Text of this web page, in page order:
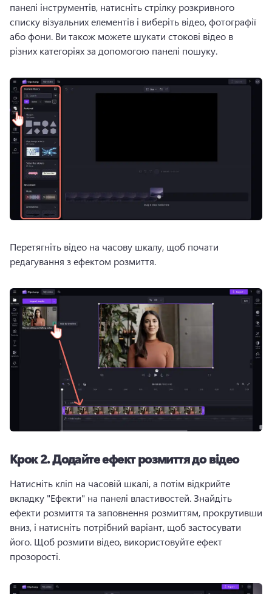
панелі інструментів, натисніть стрілку розкривного
списку візуальних елементів і виберіть відео, фотографії
або фони. Ви також можете шукати стокові відео в
різних категоріях за допомогою панелі пошуку.
Перетягніть відео на часову шкалу, щоб почати
редагування з ефектом розмиття.
Крок 2.Додайте ефект розмиття до відео
Натисніть кліп на часовій шкалі, а потім відкрийте
вкладку "Ефекти" на панелі властивостей. Знайдіть
ефекти розмиття та заповнення розмиттям, прокрутивши
вниз, і натисніть потрібний варіант, щоб застосувати
його. Щоб розмити відео, використовуйте ефект
прозорості.